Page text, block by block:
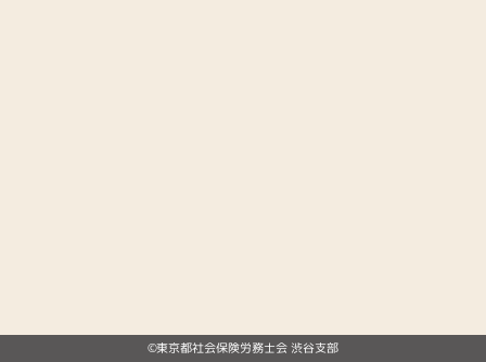
©東京都社会保険労務士会 渋谷支部